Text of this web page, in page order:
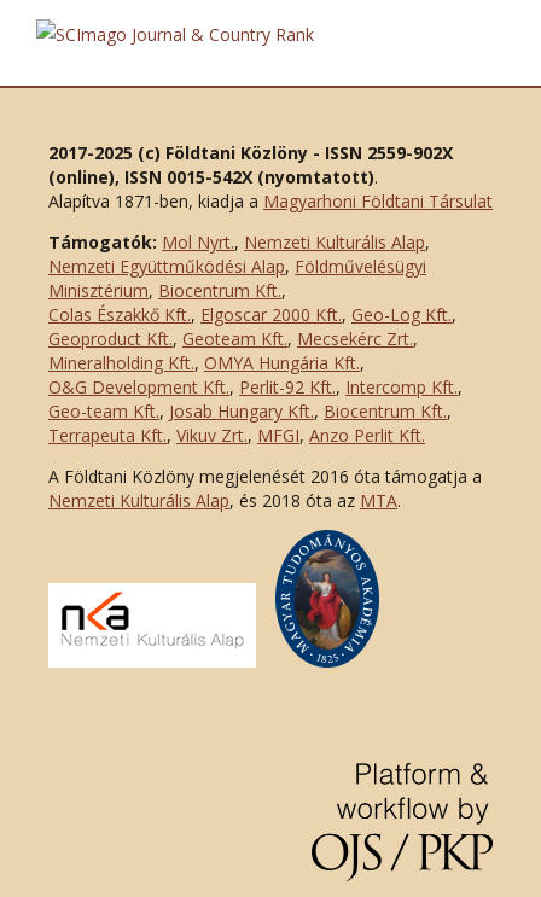
2017-2025 (c) Földtani Közlöny - ISSN 2559-902X
(online), ISSN 0015-542X (nyomtatott).
Alapítva 1871-ben, kiadja a Magyarhoni Földtani Társulat
Támogatók: Mol Nyrt., Nemzeti Kulturális Alap,
Nemzeti Együttműködési Alap, Földművelésügyi
Minisztérium, Biocentrum Kft.,
Colas Északkő Kft., Elgoscar 2000 Kft., Geo-Log Kft.,
Geoproduct Kft., Geoteam Kft., Mecsekérc Zrt.,
Mineralholding Kft., OMYA Hungária Kft.,
O&G Development Kft., Perlit-92 Kft., Intercomp Kft.,
Geo-team Kft., Josab Hungary Kft., Biocentrum Kft.,
Terrapeuta Kft., Vikuv Zrt., MFGI, Anzo Perlit Kft.
A Földtani Közlöny megjelenését 2016 óta támogatja a
Nemzeti Kulturális Alap, és 2018 óta az MTA.